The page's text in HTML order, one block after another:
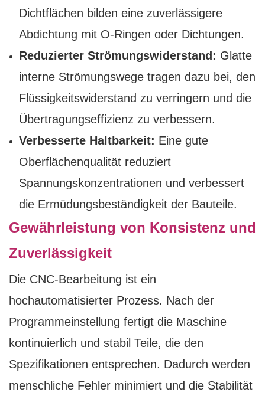
Dichtflächen bilden eine zuverlässigere
Abdichtung mit O-Ringen oder Dichtungen.
Reduzierter Strömungswiderstand: Glatte
interne Strömungswege tragen dazu bei, den
Flüssigkeitswiderstand zu verringern und die
Übertragungseffizienz zu verbessern.
Verbesserte Haltbarkeit: Eine gute
Oberflächenqualität reduziert
Spannungskonzentrationen und verbessert
die Ermüdungsbeständigkeit der Bauteile.
Gewährleistung von Konsistenz und
Zuverlässigkeit
Die CNC-Bearbeitung ist ein
hochautomatisierter Prozess. Nach der
Programmeinstellung fertigt die Maschine
kontinuierlich und stabil Teile, die den
Spezifikationen entsprechen. Dadurch werden
menschliche Fehler minimiert und die Stabilität